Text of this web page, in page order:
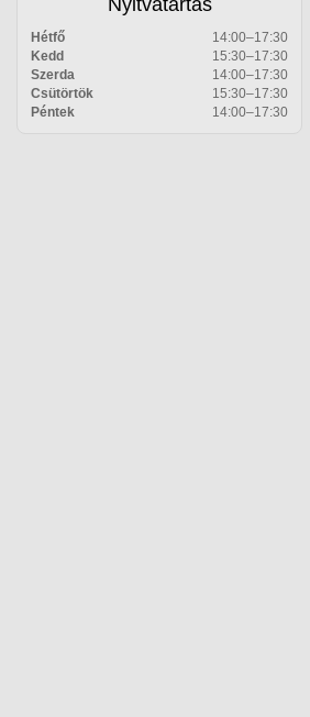
Nyitvatartás
Hétfő
14:00–17:30
Kedd
15:30–17:30
Szerda
14:00–17:30
Csütörtök
15:30–17:30
Péntek
14:00–17:30